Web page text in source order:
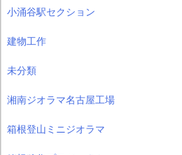
小涌谷駅セクション
建物工作
未分類
湘南ジオラマ名古屋工場
箱根登山ミニジオラマ